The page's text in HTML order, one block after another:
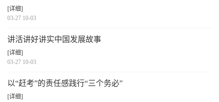
[详细]
03-27 10-03
讲活讲好讲实中国发展故事
[详细]
03-27 10-03
以“赶考”的责任感践行“三个务必”
[详细]